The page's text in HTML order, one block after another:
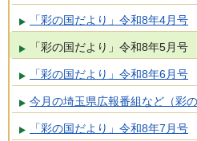
「彩の国だより」令和8年4月号
「彩の国だより」令和8年5月号
「彩の国だより」令和8年6月号
今月の埼玉県広報番組など（彩
「彩の国だより」令和8年7月号